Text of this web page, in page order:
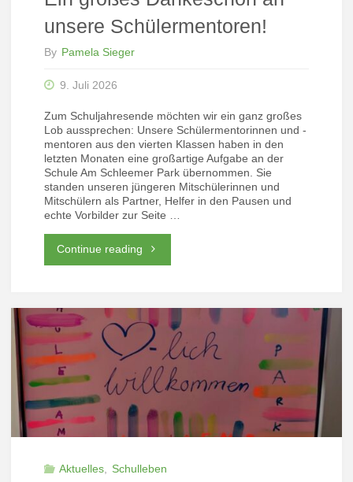
unsere Schülermentoren!
By Pamela Sieger
9. Juli 2026
Zum Schuljahresende möchten wir ein ganz großes
Lob aussprechen: Unsere Schülermentorinnen und -
mentoren aus den vierten Klassen haben in den
letzten Monaten eine großartige Aufgabe an der
Schule Am Schleemer Park übernommen. Sie
standen unseren jüngeren Mitschülerinnen und
Mitschülern als Partner, Helfer in den Pausen und
echte Vorbilder zur Seite …
Continue reading"Ein
Dankeschön
an
unsere
Aktuelles, Schulleben